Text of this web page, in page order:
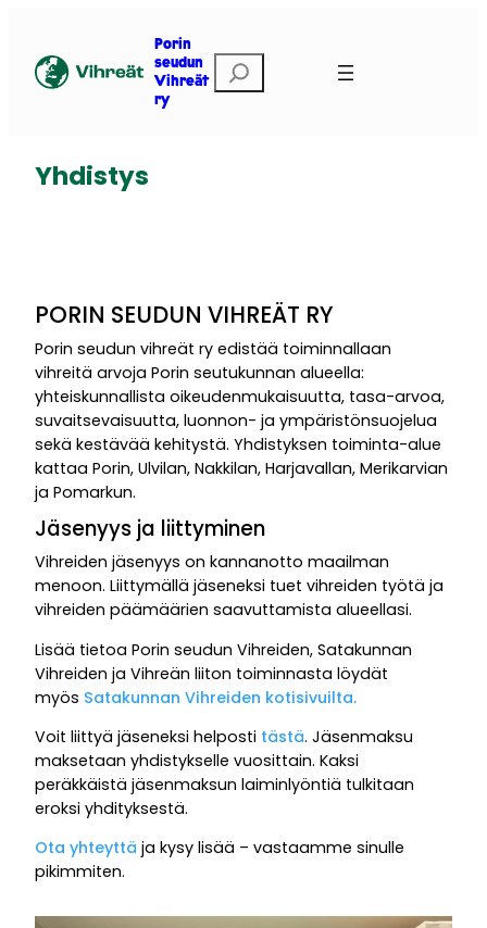
Porin
seudun
Vihreät
ry
t
Yhdistys
PORIN SEUDUN VIHREÄT RY
Porin seudun vihreät ry edistää toiminnallaan
vihreitä arvoja Porin seutukunnan alueella:
yhteiskunnallista oikeudenmukaisuutta, tasa-arvoa,
suvaitsevaisuutta, luonnon- ja ympäristönsuojelua
sekä kestävää kehitystä. Yhdistyksen toiminta-alue
kattaa Porin, Ulvilan, Nakkilan, Harjavallan, Merikarvian
ja Pomarkun.
Jäsenyys ja liittyminen
Vihreiden jäsenyys on kannanotto maailman
menoon. Liittymällä jäseneksi tuet vihreiden työtä ja
vihreiden päämäärien saavuttamista alueellasi.
Lisää tietoa Porin seudun Vihreiden, Satakunnan
Vihreiden ja Vihreän liiton toiminnasta löydät
myös Satakunnan Vihreiden kotisivuilta.
Voit liittyä jäseneksi helposti tästä. Jäsenmaksu
maksetaan yhdistykselle vuosittain. Kaksi
peräkkäistä jäsenmaksun laiminlyöntiä tulkitaan
eroksi yhdityksestä.
Ota yhteyttä ja kysy lisää – vastaamme sinulle
pikimmiten.